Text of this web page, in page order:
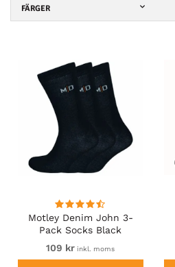
FÄRGER
Motley Denim John 3-
Pack Socks Black
109 kr inkl. moms